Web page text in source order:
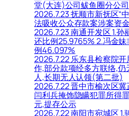
堂(大连)公司鲅鱼圈分公
2026.7.23 抚顺市新抚区“
法吸收公众存款案涉案资
2026.7.23 南通开发区 1.
还比例25.9765% 2.冯金
例46.097%
2026.7.22 乐东县检察院
作,部分款项经多方联络,
人,长期无人认领(第二批)
2026.7.22 晋中市榆次区
闫利兵掩饰隐瞒犯罪所得
元,提存公示
2026.7.22 南阳市宛城区